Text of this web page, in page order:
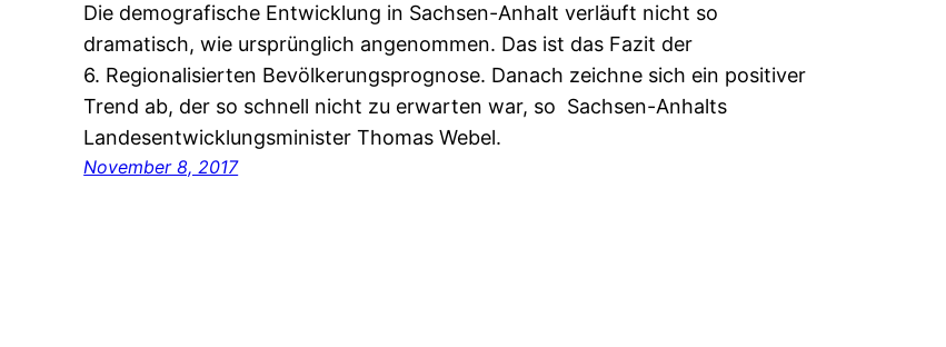
Die demografische Entwicklung in Sachsen-Anhalt verläuft nicht so
dramatisch, wie ursprünglich angenommen. Das ist das Fazit der
6. Regionalisierten Bevölkerungsprognose. Danach zeichne sich ein positiver
Trend ab, der so schnell nicht zu erwarten war, so Sachsen-Anhalts
Landesentwicklungsminister Thomas Webel.
November 8, 2017